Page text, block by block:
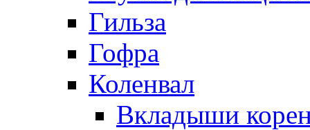
Гильза
Гофра
Коленвал
Вкладыши